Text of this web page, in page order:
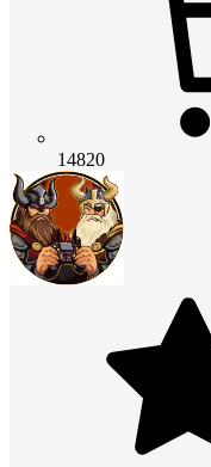
14820